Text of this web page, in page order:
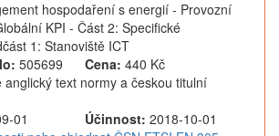
hospodaření s energií - Provozní
KPI - Část 2: Specifické
1: Stanoviště ICT
505699 Cena: 440 Kč
anglický text normy a českou titulní
01 Účinnost: 2018-10-01